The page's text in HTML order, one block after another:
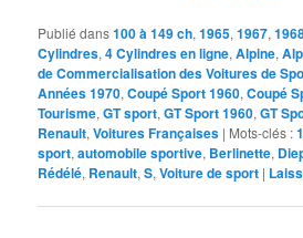
Publié dans100 à 149 ch,1965,1967,
Cylindres,4 Cylindres en ligne,Alpine,
de Commercialisation des Voitures de
Années 1970,Coupé Sport 1960,Coupé
Tourisme,GT sport,GT Sport 1960,GT
Renault,Voitures Françaises | Mots-clés :
sport,automobile sportive, Berlinette,
Rédélé, Renault,S,Voiture de sport |